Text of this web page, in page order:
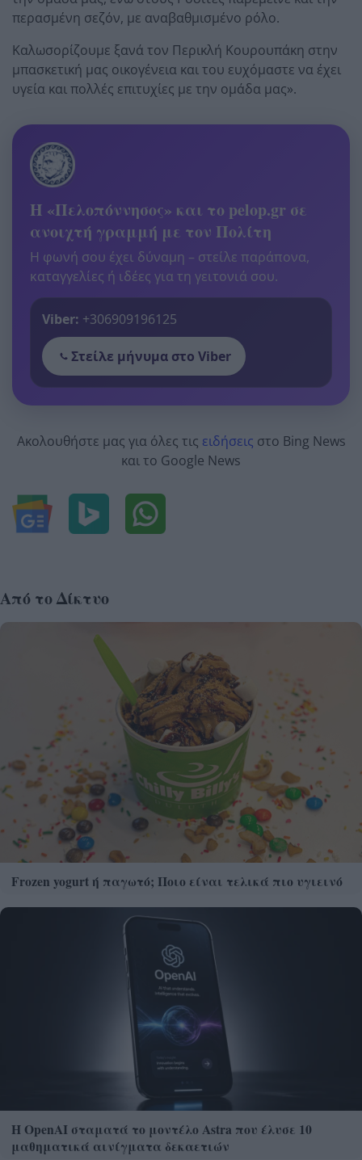
περασμένη σεζόν, με αναβαθμισμένο ρόλο.
Καλωσορίζουμε ξανά τον Περικλή Κουρουπάκη στην
μπασκετική μας οικογένεια και του ευχόμαστε να έχει
υγεία και πολλές επιτυχίες με την ομάδα μας».
Η «Πελοπόννησος» και το pelop.gr σε
ανοιχτή γραμμή με τον Πολίτη
Η φωνή σου έχει δύναμη – στείλε παράπονα,
καταγγελίες ή ιδέες για τη γειτονιά σου.
Viber: +306909196125
Στείλε μήνυμα στο Viber
Ακολουθήστε μας για όλες τις ειδήσεις στο Bing News
και το Google News
Από το Δίκτυο
Frozen yogurt ή παγωτό; Ποιο είναι τελικά πιο υγιεινό
Η OpenAI σταματά το μοντέλο Astra που έλυσε 10
μαθηματικά αινίγματα δεκαετιών